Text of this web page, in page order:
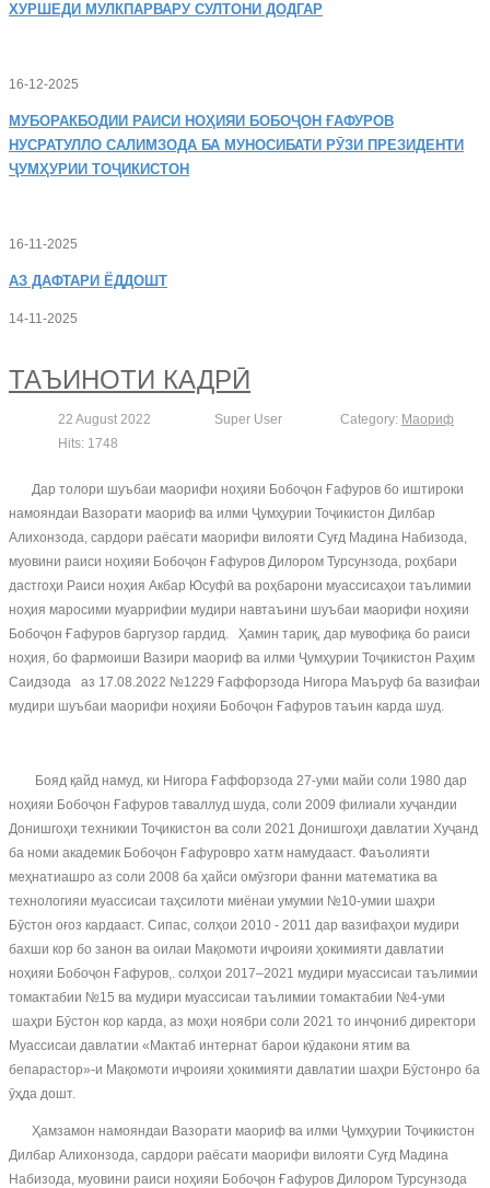
ХУРШЕДИ МУЛКПАРВАРУ СУЛТОНИ ДОДГАР
16-12-2025
МУБОРАКБОДИИ РАИСИ НОҲИЯИ БОБОҶОН ҒАФУРОВ
НУСРАТУЛЛО САЛИМЗОДА БА МУНОСИБАТИ РӮЗИ ПРЕЗИДЕНТИ
ҶУМҲУРИИ ТОҶИКИСТОН
16-11-2025
АЗ ДАФТАРИ ЁДДОШТ
14-11-2025
ТАЪИНОТИ КАДРӢ
22 August 2022 Super User Category: Маориф
Hits: 1748
Дар толори шуъбаи маорифи ноҳияи Бобоҷон Ғафуров бо иштироки
намояндаи Вазорати маориф ва илми Ҷумҳурии Тоҷикистон Дилбар
Алихонзода, сардори раёсати маорифи вилояти Суғд Мадина Набизода,
муовини раиси ноҳияи Бобоҷон Ғафуров Дилором Турсунзода, роҳбари
дастгоҳи Раиси ноҳия Акбар Юсуфӣ ва роҳбарони муассисаҳои таълимии
ноҳия маросими муаррифии мудири навтаъини шуъбаи маорифи ноҳияи
Бобоҷон Ғафуров баргузор гардид. Ҳамин тариқ, дар мувофиқа бо раиси
ноҳия, бо фармоиши Вазири маориф ва илми Ҷумҳурии Тоҷикистон Раҳим
Саидзода аз 17.08.2022 №1229 Ғаффорзода Нигора Маъруф ба вазифаи
мудири шуъбаи маорифи ноҳияи Бобоҷон Ғафуров таъин карда шуд.
Бояд қайд намуд, ки Нигора Ғаффорзода 27-уми майи соли 1980 дар
ноҳияи Бобоҷон Ғафуров таваллуд шуда, соли 2009 филиали хуҷандии
Донишгоҳи техникии Тоҷикистон ва соли 2021 Донишгоҳи давлатии Хуҷанд
ба номи академик Бобоҷон Ғафуровро хатм намудааст. Фаъолияти
меҳнатиашро аз соли 2008 ба ҳайси омӯзгори фанни математика ва
технологияи муассисаи таҳсилоти миёнаи умумии №10-умии шаҳри
Бӯстон оғоз кардааст. Сипас, солҳои 2010 - 2011 дар вазифаҳои мудири
бахши кор бо занон ва оилаи Мақомоти иҷроияи ҳокимияти давлатии
ноҳияи Бобоҷон Ғафуров,. солҳои 2017–2021 мудири муассисаи таълимии
томактабии №15 ва мудири муассисаи таълимии томактабии №4-уми
шаҳри Бӯстон кор карда, аз моҳи ноябри соли 2021 то инҷониб директори
Муассисаи давлатии «Мактаб интернат барои кӯдакони ятим ва
бепарастор»-и Мақомоти иҷроияи ҳокимияти давлатии шаҳри Бӯстонро ба
ӯҳда дошт.
Ҳамзамон намояндаи Вазорати маориф ва илми Ҷумҳурии Тоҷикистон
Дилбар Алихонзода, сардори раёсати маорифи вилояти Суғд Мадина
Набизода, муовини раиси ноҳияи Бобоҷон Ғафуров Дилором Турсунзода